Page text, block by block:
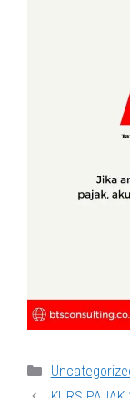
Categories